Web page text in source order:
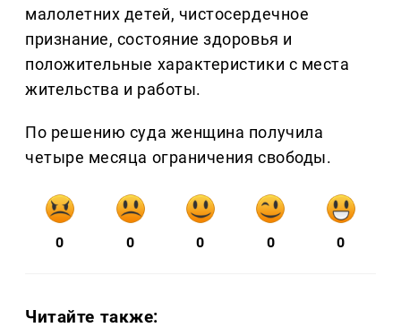
малолетних детей, чистосердечное
признание, состояние здоровья и
положительные характеристики с места
жительства и работы.
По решению суда женщина получила
четыре месяца ограничения свободы.
0 0 0 0 0
Читайте также: